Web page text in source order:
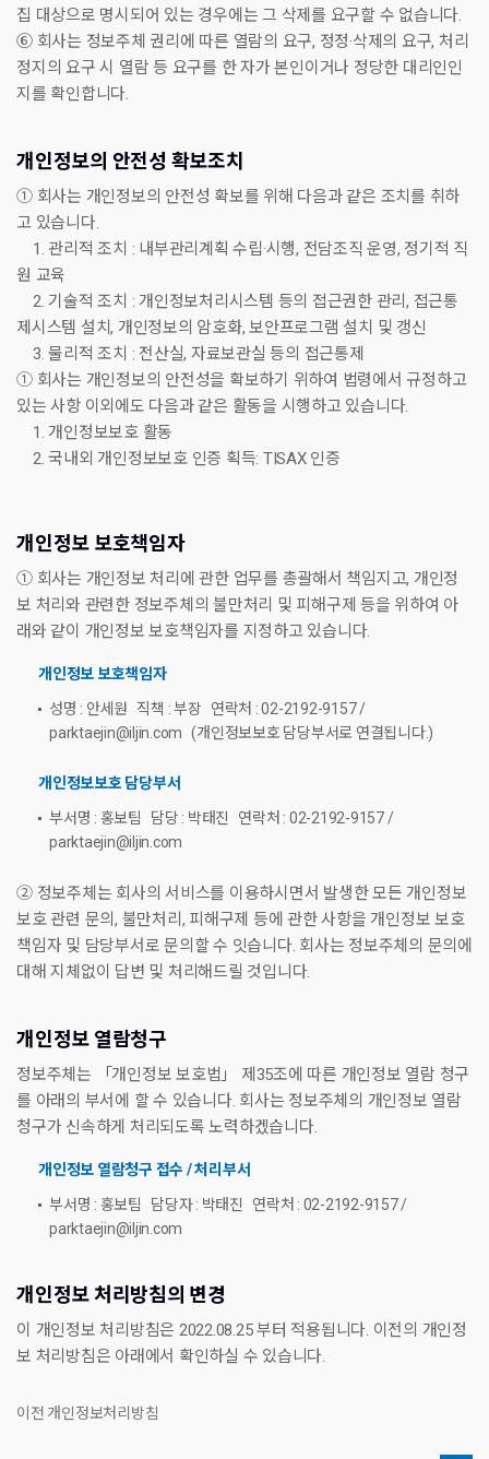
집 대상으로 명시되어 있는 경우에는 그 삭제를 요구할 수 없습니다.
⑥ 회사는 정보주체 권리에 따른 열람의 요구, 정정·삭제의 요구, 처리
정지의 요구 시 열람 등 요구를 한 자가 본인이거나 정당한 대리인인
지를 확인합니다.
개인정보의 안전성 확보조치
① 회사는 개인정보의 안전성 확보를 위해 다음과 같은 조치를 취하
고 있습니다.
1. 관리적 조치 : 내부관리계획 수립·시행, 전담조직 운영, 정기적 직
원 교육
2. 기술적 조치 : 개인정보처리시스템 등의 접근권한 관리, 접근통
제시스템 설치, 개인정보의 암호화, 보안프로그램 설치 및 갱신
3. 물리적 조치 : 전산실, 자료보관실 등의 접근통제
① 회사는 개인정보의 안전성을 확보하기 위하여 법령에서 규정하고
있는 사항 이외에도 다음과 같은 활동을 시행하고 있습니다.
1. 개인정보보호 활동
2. 국내외 개인정보보호 인증 획득: TISAX 인증
개인정보 보호책임자
① 회사는 개인정보 처리에 관한 업무를 총괄해서 책임지고, 개인정
보 처리와 관련한 정보주체의 불만처리 및 피해구제 등을 위하여 아
래와 같이 개인정보 보호책임자를 지정하고 있습니다.
개인정보 보호책임자
성명 : 안세원 직책 : 부장 연락처 : 02-2192-9157 /
parktaejin@iljin.com (개인정보보호 담당부서로 연결됩니다.)
개인정보보호 담당부서
부서명 : 홍보팀 담당 : 박태진 연락처 : 02-2192-9157 /
parktaejin@iljin.com
② 정보주체는 회사의 서비스를 이용하시면서 발생한 모든 개인정보
보호 관련 문의, 불만처리, 피해구제 등에 관한 사항을 개인정보 보호
책임자 및 담당부서로 문의할 수 잇습니다. 회사는 정보주체의 문의에
대해 지체없이 답변 및 처리해드릴 것입니다.
개인정보 열람청구
정보주체는 「개인정보 보호법」 제35조에 따른 개인정보 열람 청구
를 아래의 부서에 할 수 있습니다. 회사는 정보주체의 개인정보 열람
청구가 신속하게 처리되도록 노력하겠습니다.
개인정보 열람청구 접수 / 처리부서
부서명 : 홍보팀 담당자 : 박태진 연락처 : 02-2192-9157 /
parktaejin@iljin.com
개인정보 처리방침의 변경
이 개인정보 처리방침은 2022.08.25 부터 적용됩니다. 이전의 개인정
보 처리방침은 아래에서 확인하실 수 있습니다.
이전 개인정보처리방침